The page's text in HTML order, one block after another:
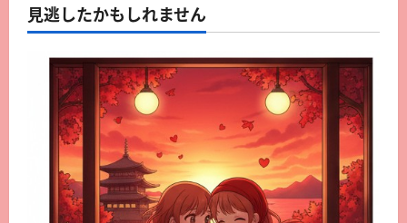
見逃したかもしれません